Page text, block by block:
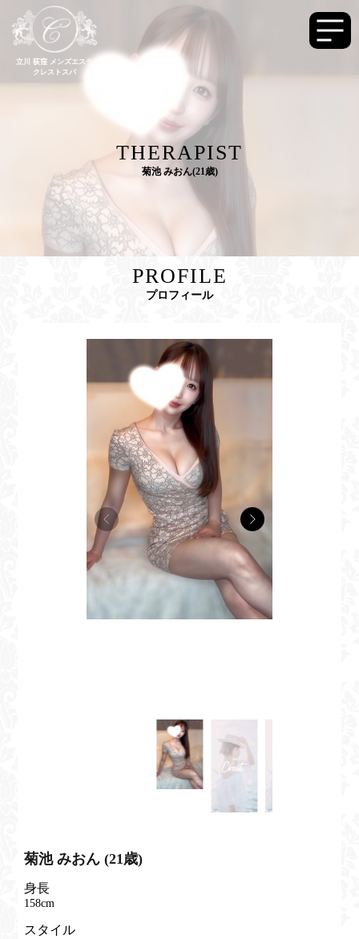
立川 荻窪 メンズエステ
クレストスパ
THERAPIST
菊池 みおん(21歳)
PROFILE
プロフィール
菊池 みおん (21歳)
身長
158cm
スタイル